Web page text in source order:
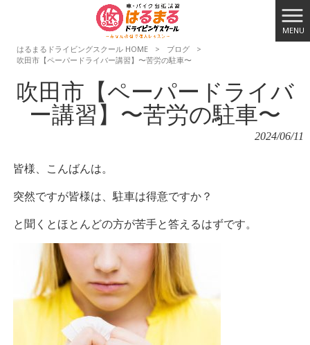
MENU
はるまるドライビングスクール HOME
> ブログ
>
吹田市【ペーパードライバー講習】〜苦労の駐車〜
吹田市【ペーパードライバ
ー講習】〜苦労の駐車〜
2024/06/11
皆様、こんばんは。
突然ですが皆様は、駐車は得意ですか？
と聞くとほとんどの方が苦手と答えるはずです。